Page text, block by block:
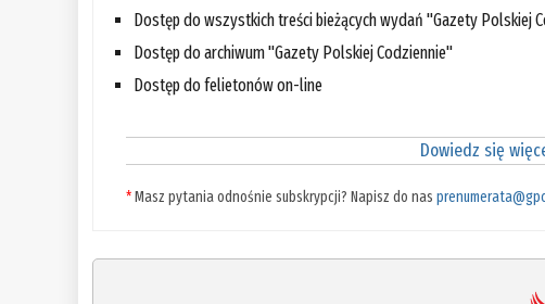
Dostęp do wszystkich treści bieżących wydań "Gazety Polskiej
Dostęp do archiwum "Gazety Polskiej Codziennie"
Dostęp do felietonów on-line
Dowiedz się
*Masz pytania odnośnie subskrypcji? Napisz do nas